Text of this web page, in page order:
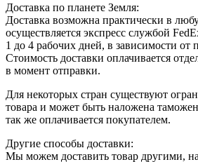
Доставка по планете Земля:
Доставка возможна практически в
осуществляется экспресс службой
1 до 4 рабочих дней, в зависимости от
Стоимость доставки оплачивается
в момент отправки.
Для некоторых стран существуют
товара и может быть наложена
так же оплачивается покупателем.
Другие способы доставки:
Мы можем доставить товар другими,